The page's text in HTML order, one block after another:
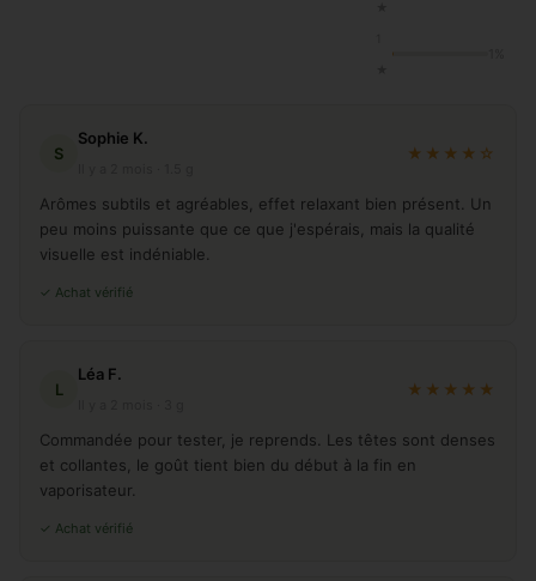
S
Sophie K.
★★★★☆
Arômes subtils et agréables, effet relaxant bien présent. Un
peu moins puissante que ce que j'espérais, mais la qualité
visuelle est indéniable.
✓ Achat vérifié
L
Léa F.
★★★★★
Commandée pour tester, je reprends. Les têtes sont denses
et collantes, le goût tient bien du début à la fin en
vaporisateur.
✓ Achat vérifié